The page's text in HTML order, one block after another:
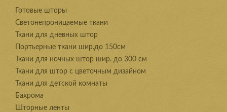
Готовые шторы
Светонепроницаемые ткани
Ткани для дневных штор
Портьерные ткани шир.до 150см
Ткани для ночных штор шир. до 300 см
Ткани для штор с цветочным дизайном
Ткани для детской комнаты
Бахрома
Шторные ленты